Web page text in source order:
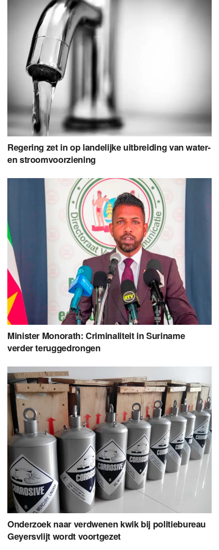
Regering zet in op landelijke uitbreiding van water-
en stroomvoorziening
Minister Monorath: Criminaliteit in Suriname
verder teruggedrongen
Onderzoek naar verdwenen kwik bij politiebureau
Geyersvlijt wordt voortgezet